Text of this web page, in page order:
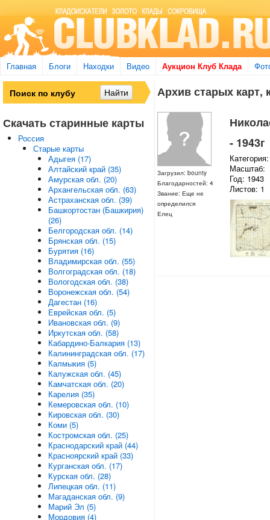
Главная Блоги Находки Видео Аукцион Клуб Клада
Архив старых карт,
Загрузил: bounty
Благодарностей: 4
Звание: Еще не
определился
Елец
- 1943г
Масштаб:
Год: 1943
Листов: 1
Скачать старинные карты
Россия
Старые карты
Адыгея (17)
Алтайский край (35)
Амурская обл. (20)
Архангельская обл. (63)
Астраханская обл. (39)
Башкортостан (Башкирия)
(26)
Белгородская обл. (14)
Брянская обл. (15)
Бурятия (16)
Владимирская обл. (55)
Волгоградская обл. (18)
Вологодская обл. (38)
Воронежская обл. (54)
Дагестан (16)
Еврейская обл. (5)
Ивановская обл. (9)
Иркутская обл. (58)
Кабардино-Балкария (13)
Калининградская обл. (17)
Калмыкия (5)
Калужская обл. (45)
Камчатская обл. (20)
Карелия (35)
Кемеровская обл. (10)
Кировская обл. (30)
Коми (5)
Костромская обл. (25)
Краснодарский край (44)
Красноярский край (33)
Курганская обл. (17)
Курская обл. (28)
Липецкая обл. (11)
Магаданская обл. (9)
Марий Эл (5)
Мордовия (4)